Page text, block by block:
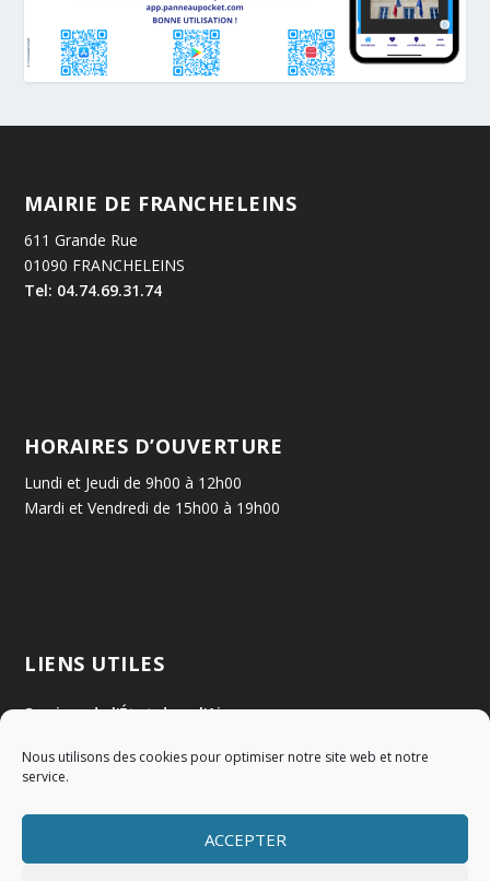
Nous utilisons des cookies pour optimiser notre site web et notre
service.
ACCEPTER
MAIRIE DE FRANCHELEINS
611 Grande Rue
01090 FRANCHELEINS
Tel: 04.74.69.31.74
HORAIRES D’OUVERTURE
Lundi et Jeudi de 9h00 à 12h00
Mardi et Vendredi de 15h00 à 19h00
LIENS UTILES
Services de l'État dans l'Ain
Communauté de Communes Val de Saône Centre
SMIDOM